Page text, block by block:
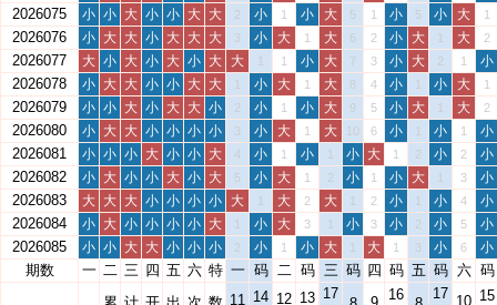
2026075 小 小 大 小 小 大 大 2 小 1 小 大 5 1 小 5 小 大 1
2026076 小 大 大 小 大 大 大 3 小 大 1 大 6 2 小 大 1 大 2
2026077 大 小 大 小 大 小 大 大 1 1 小 大 7 3 小 大 2 1 小
2026078 小 大 大 小 小 大 大 1 小 大 1 大 8 4 小 1 小 大 1
2026079 小 小 大 小 大 大 小 2 小 1 小 大 9 5 小 大 1 大 2
2026080 小 大 大 小 小 小 小 3 小 大 1 大 10 6 小 1 小 1 小
2026081 小 小 小 大 小 小 大 4 小 1 小 1 小 大 1 2 小 2 小
2026082 小 大 小 小 大 小 大 5 小 大 1 2 小 1 小 大 1 3 小
2026083 大 大 大 小 小 小 小 大 1 大 2 大 1 2 小 1 小 4 小
2026084 小 大 小 小 小 小 大 1 小 大 3 1 小 3 小 2 小 5 小
2026085 小 小 大 大 小 小 小 2 小 1 小 大 1 大 1 3 小 6 小
期数 一 二 三 四 五 六 特 一 码 二 码 三 码 四 码 五 码 六 码
11 14 12 13 17 16 17 10 15